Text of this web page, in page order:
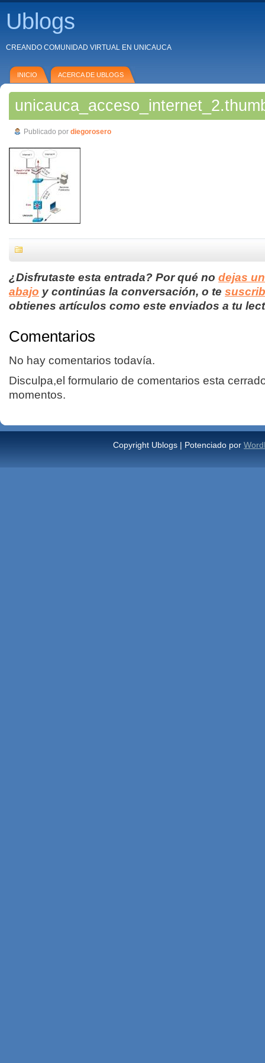
Ublogs
CREANDO COMUNIDAD VIRTUAL EN UNICAUCA
INICIO ACERCA DE UBLOGS
Publicado por diegorosero
¿Disfrutaste esta entrada? Por qué no dejas
abajo y continúas la conversación, o te
obtienes artículos como este enviados a tu
Comentarios
No hay comentarios todavía.
Disculpa,el formulario de comentarios esta
momentos.
Copyright Ublogs | Potenciado por